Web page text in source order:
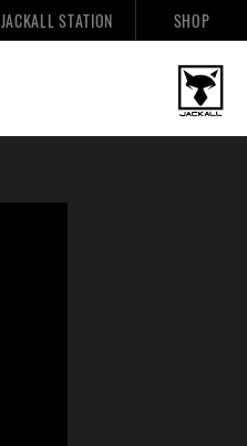
JACKALL STATION SHOP